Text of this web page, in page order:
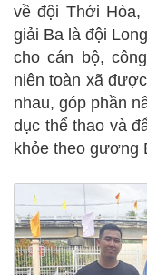
về đội Thới Hòa,
giải Ba là đội
cho cán bộ,
niên toàn xã
nhau, góp phần
dục thể thao và
khỏe theo gương